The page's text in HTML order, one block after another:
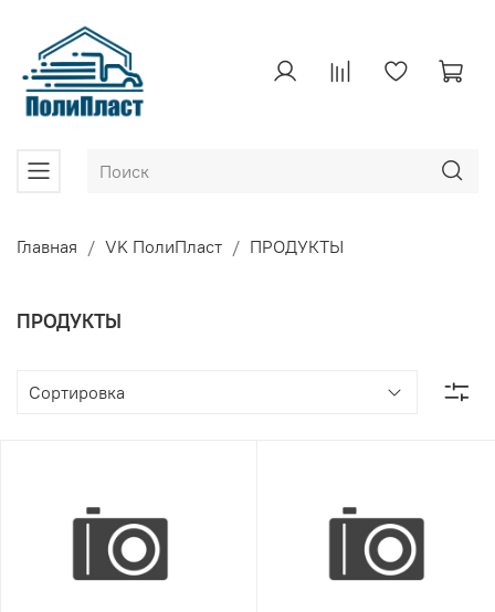
Главная VK ПолиПласт ПРОДУКТЫ
ПРОДУКТЫ